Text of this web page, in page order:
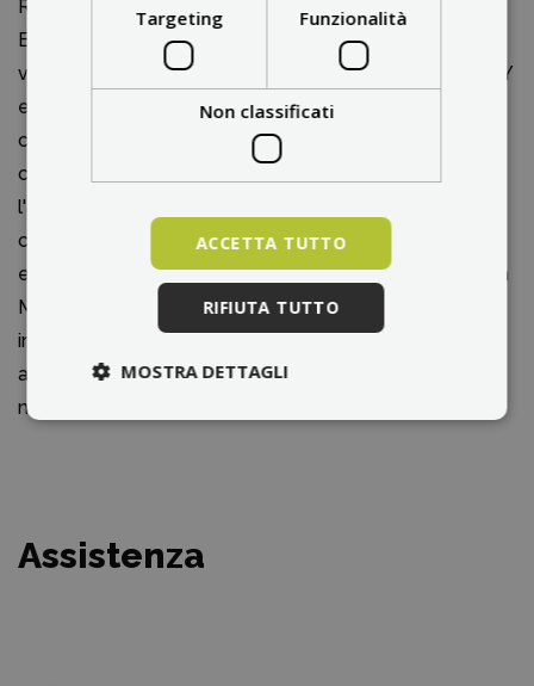
Rispetto ad altri modelli di biciclette elettriche da MS
ENERGY, la Cityzen c102 si distingue per la sua
versatilità e praticità. Mentre modelli come MS ENERGY
eBike c100 sono più orientati all'ambiente urbano, la
c102 offre anche maggiori possibilità di utilizzo in
campagna e su percorsi più lunghi. Il suo design e
l'autonomia più elevata rendono questo modello il
compagno ideale per chi cerca una bicicletta affidabile
e potente per l'uso quotidiano, ma anche per le gite. La
MS ENERGY Cityzen c102 è quindi una scelta
interessante per un'ampia gamma di utenti che
apprezzano il comfort, la sicurezza e la tecnologia
moderna.
Assistenza
Targeting Funzionalità
Non classificati
ACCETTA TUTTO
RIFIUTA TUTTO
MOSTRA DETTAGLI